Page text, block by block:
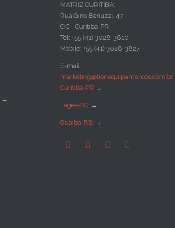
→
MATRIZ CURITIBA:
Rua Gino Benuzzi, 47
CIC - Curitiba-PR
Tel: +55 (41) 3028-3810
Mobile: +55 (41) 3028-3827
E-mail:
marketing@lionequipamentos.com.br
Curitiba-PR →
Lages-SC: →
Guaíba-RS: →
   